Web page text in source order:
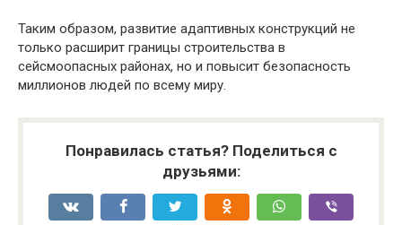
Таким образом, развитие адаптивных конструкций не
только расширит границы строительства в
сейсмоопасных районах, но и повысит безопасность
миллионов людей по всему миру.
Понравилась статья? Поделиться с
друзьями: